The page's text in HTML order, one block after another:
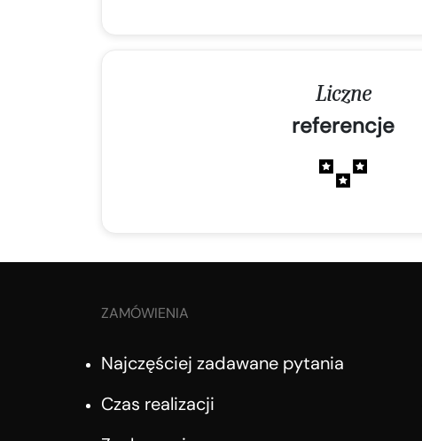
Liczne
referencje
ZAMÓWIENIA
Najczęściej zadawane pytania
Czas realizacji